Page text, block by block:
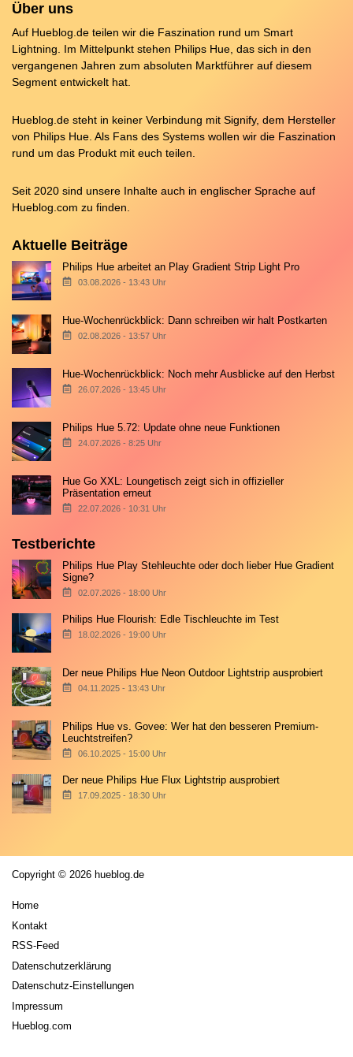
Über uns
Auf Hueblog.de teilen wir die Faszination rund um Smart
Lightning. Im Mittelpunkt stehen Philips Hue, das sich in den
vergangenen Jahren zum absoluten Marktführer auf diesem
Segment entwickelt hat.
Hueblog.de steht in keiner Verbindung mit Signify, dem Hersteller
von Philips Hue. Als Fans des Systems wollen wir die Faszination
rund um das Produkt mit euch teilen.
Seit 2020 sind unsere Inhalte auch in englischer Sprache auf
Hueblog.com zu finden.
Aktuelle Beiträge
Philips Hue arbeitet an Play Gradient Strip Light Pro
03.08.2026 - 13:43 Uhr
Hue-Wochenrückblick: Dann schreiben wir halt Postkarten
02.08.2026 - 13:57 Uhr
Hue-Wochenrückblick: Noch mehr Ausblicke auf den Herbst
26.07.2026 - 13:45 Uhr
Philips Hue 5.72: Update ohne neue Funktionen
24.07.2026 - 8:25 Uhr
Hue Go XXL: Loungetisch zeigt sich in offizieller
Präsentation erneut
22.07.2026 - 10:31 Uhr
Testberichte
Philips Hue Play Stehleuchte oder doch lieber Hue Gradient
Signe?
02.07.2026 - 18:00 Uhr
Philips Hue Flourish: Edle Tischleuchte im Test
18.02.2026 - 19:00 Uhr
Der neue Philips Hue Neon Outdoor Lightstrip ausprobiert
04.11.2025 - 13:43 Uhr
Philips Hue vs. Govee: Wer hat den besseren Premium-
Leuchtstreifen?
06.10.2025 - 15:00 Uhr
Der neue Philips Hue Flux Lightstrip ausprobiert
17.09.2025 - 18:30 Uhr
Copyright © 2026 hueblog.de
Home
Kontakt
RSS-Feed
Datenschutzerklärung
Datenschutz-Einstellungen
Impressum
Hueblog.com